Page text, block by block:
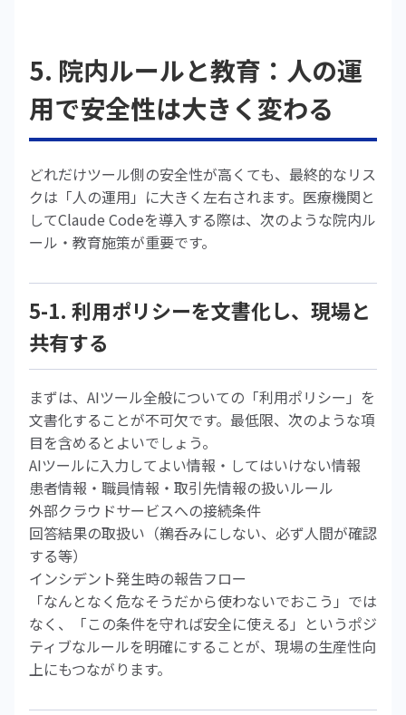
5. 院内ルールと教育：人の運
用で安全性は大きく変わる
どれだけツール側の安全性が高くても、最終的なリス
クは「人の運用」に大きく左右されます。医療機関と
してClaude Codeを導入する際は、次のような院内ル
ール・教育施策が重要です。
5-1. 利用ポリシーを文書化し、現場と
共有する
まずは、AIツール全般についての「利用ポリシー」を
文書化することが不可欠です。最低限、次のような項
目を含めるとよいでしょう。
AIツールに入力してよい情報・してはいけない情報
患者情報・職員情報・取引先情報の扱いルール
外部クラウドサービスへの接続条件
回答結果の取扱い（鵜呑みにしない、必ず人間が確認
する等）
インシデント発生時の報告フロー
「なんとなく危なそうだから使わないでおこう」では
なく、「この条件を守れば安全に使える」というポジ
ティブなルールを明確にすることが、現場の生産性向
上にもつながります。